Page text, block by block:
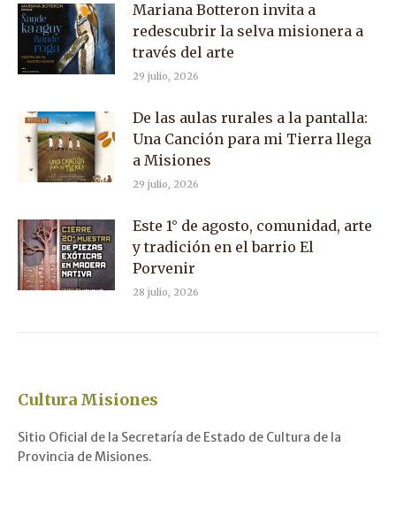
Mariana Botteron invita a
redescubrir la selva misionera a
través del arte
29 julio, 2026
De las aulas rurales a la pantalla:
Una Canción para mi Tierra llega
a Misiones
29 julio, 2026
Este 1° de agosto, comunidad, arte
y tradición en el barrio El
Porvenir
28 julio, 2026
Cultura Misiones
Sitio Oficial de la Secretaría de Estado de Cultura de la
Provincia de Misiones.